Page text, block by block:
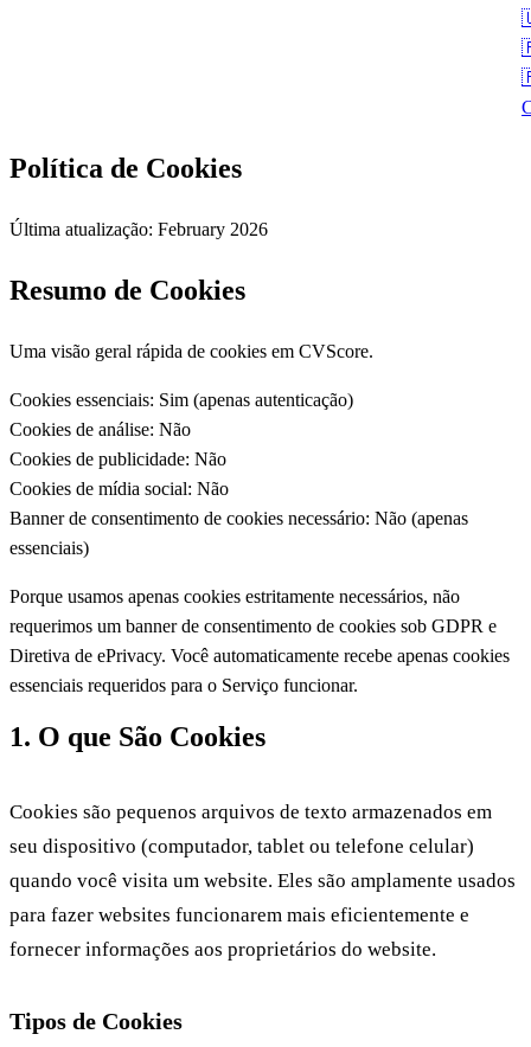
Política de Cookies
Última atualização: February 2026
Resumo de Cookies
Uma visão geral rápida de cookies em CVScore.
Cookies essenciais: Sim (apenas autenticação)
Cookies de análise: Não
Cookies de publicidade: Não
Cookies de mídia social: Não
Banner de consentimento de cookies necessário: Não (apenas
essenciais)
Porque usamos apenas cookies estritamente necessários, não
requerimos um banner de consentimento de cookies sob GDPR e
Diretiva de ePrivacy. Você automaticamente recebe apenas cookies
essenciais requeridos para o Serviço funcionar.
1. O que São Cookies
Cookies são pequenos arquivos de texto armazenados em
seu dispositivo (computador, tablet ou telefone celular)
quando você visita um website. Eles são amplamente usados
para fazer websites funcionarem mais eficientemente e
fornecer informações aos proprietários do website.
Tipos de Cookies